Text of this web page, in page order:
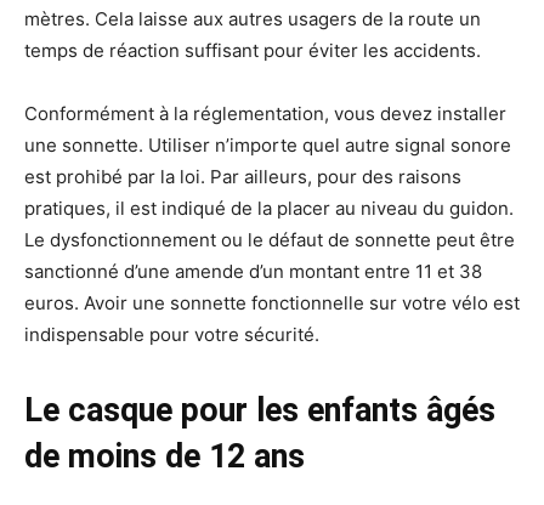
mètres. Cela laisse aux autres usagers de la route un
temps de réaction suffisant pour éviter les accidents.
Conformément à la réglementation, vous devez installer
une sonnette. Utiliser n’importe quel autre signal sonore
est prohibé par la loi. Par ailleurs, pour des raisons
pratiques, il est indiqué de la placer au niveau du guidon.
Le dysfonctionnement ou le défaut de sonnette peut être
sanctionné d’une amende d’un montant entre 11 et 38
euros. Avoir une sonnette fonctionnelle sur votre vélo est
indispensable pour votre sécurité.
Le casque pour les enfants âgés
de moins de 12 ans